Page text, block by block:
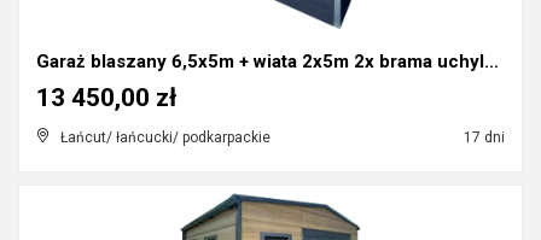
Garaż blaszany 6,5x5m + wiata 2x5m 2x brama uchyl...
Łańcut/ łańcucki/ podkarpackie 17 dni
13 450,00 zł